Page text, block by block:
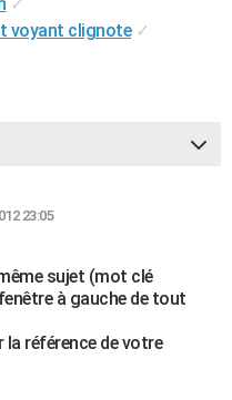
voyant clignote ✓
23:05
sujet (mot clé
à gauche de tout
référence de votre